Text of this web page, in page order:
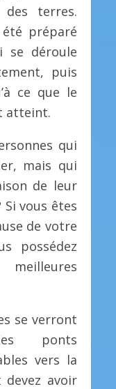
terres.
été préparé
se déroule
puis
ce que le
atteint.
qui
mais qui
de leur
vous êtes
de votre
possédez
se verront
ponts
vers la
devez avoir